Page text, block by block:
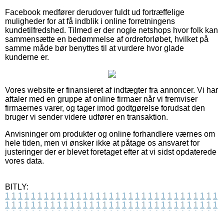
Facebook medfører derudover fuldt ud fortræffelige
muligheder for at få indblik i online forretningens
kundetilfredshed. Tilmed er der nogle netshops hvor folk kan
sammensætte en bedømmelse af ordreforløbet, hvilket på
samme måde bør benyttes til at vurdere hvor glade
kunderne er.
Vores website er finansieret af indtægter fra annoncer. Vi har
aftaler med en gruppe af online firmaer når vi fremviser
firmaernes varer, og tager imod godtgørelse forudsat den
bruger vi sender videre udfører en transaktion.
Anvisninger om produkter og online forhandlere værnes om
hele tiden, men vi ønsker ikke at påtage os ansvaret for
justeringer der er blevet foretaget efter at vi sidst opdaterede
vores data.
BITLY:
1 1 1 1 1 1 1 1 1 1 1 1 1 1 1 1 1 1 1 1 1 1 1 1 1 1 1 1 1 1 1 1 1
1 1 1 1 1 1 1 1 1 1 1 1 1 1 1 1 1 1 1 1 1 1 1 1 1 1 1 1 1 1 1 1 1